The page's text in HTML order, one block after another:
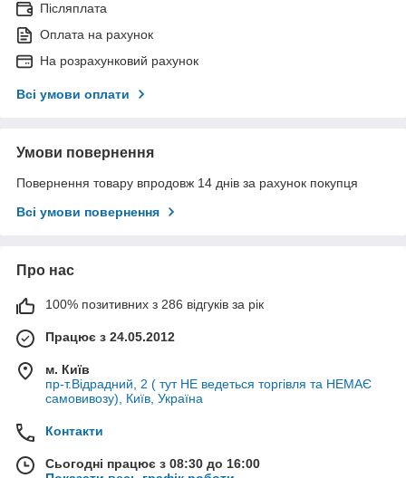
Післяплата
Оплата на рахунок
На розрахунковий рахунок
Всі умови оплати
Умови повернення
Повернення товару впродовж 14 днів за рахунок покупця
Всі умови повернення
Про нас
100% позитивних з 286 відгуків за рік
Працює з 24.05.2012
м. Київ
пр-т.Відрадний, 2 ( тут НЕ ведеться торгівля та НЕМАЄ
самовивозу), Київ, Україна
Контакти
Сьогодні працює з 08:30 до 16:00